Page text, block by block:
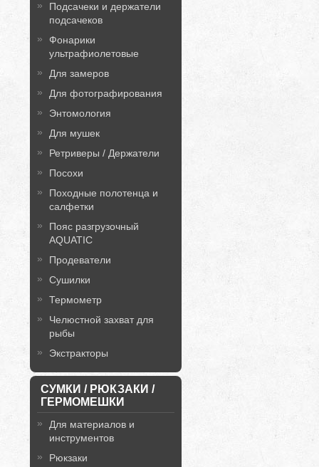
Подсачеки и держатели
подсачеков
Фонарики
ультрафиолетовые
Для замеров
Для фотографирования
Энтомология
Для мушек
Ретриверы / Держатели
Посохи
Походные полотенца и
салфетки
Пояс разгрузочный
AQUATIC
Продеватели
Сушилки
Термометр
Челюстной захват для
рыбы
Экстракторы
СУМКИ / РЮКЗАКИ /
ГЕРМОМЕШКИ
Для материалов и
инструментов
Рюкзаки